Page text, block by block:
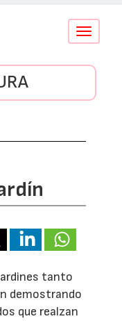
Conmutar
tanto
demostrando
que realzan